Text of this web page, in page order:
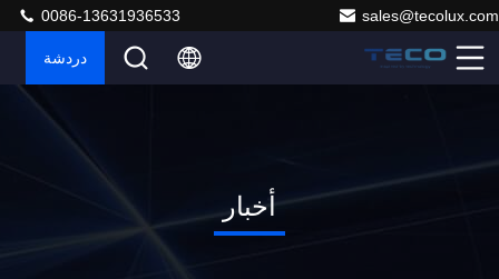
sales@tecolux.com
0086-13631936533
دردشة
أخبار